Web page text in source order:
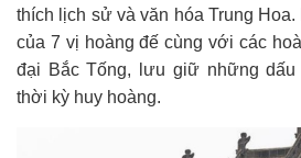
thích lịch sử và văn hóa Trung
của 7 vị hoàng đế cùng với các
đại Bắc Tống, lưu giữ những dấu
thời kỳ huy hoàng.